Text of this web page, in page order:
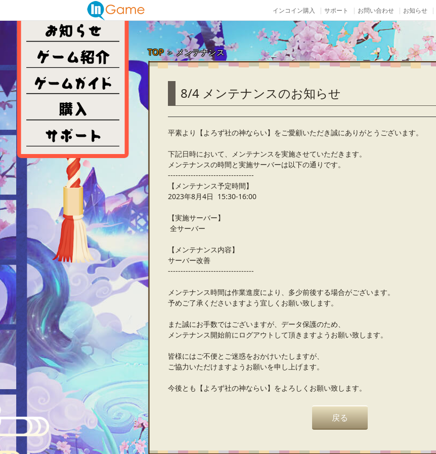
インコイン購入 サポート お問い合わせ お知らせ
TOP＞メンテナンス
8/4 メンテナンスのお知らせ
平素より【よろず社の神ならい】をご愛顧いただき誠にありがとうございます。
下記日時において、メンテナンスを実施させていただきます。
メンテナンスの時間と実施サーバーは以下の通りです。
----------------------------------
【メンテナンス予定時間】
2023年8月4日 15:30-16:00
【実施サーバー】
全サーバー
【メンテナンス内容】
サーバー改善
----------------------------------
メンテナンス時間は作業進度により、多少前後する場合がございます。
予めご了承くださいますよう宜しくお願い致します。
また誠にお手数ではございますが、データ保護のため、
メンテナンス開始前にログアウトして頂きますようお願い致します。
皆様にはご不便とご迷惑をおかけいたしますが、
ご協力いただけますようお願いを申し上げます。
今後とも【よろず社の神ならい】をよろしくお願い致します。
戻る